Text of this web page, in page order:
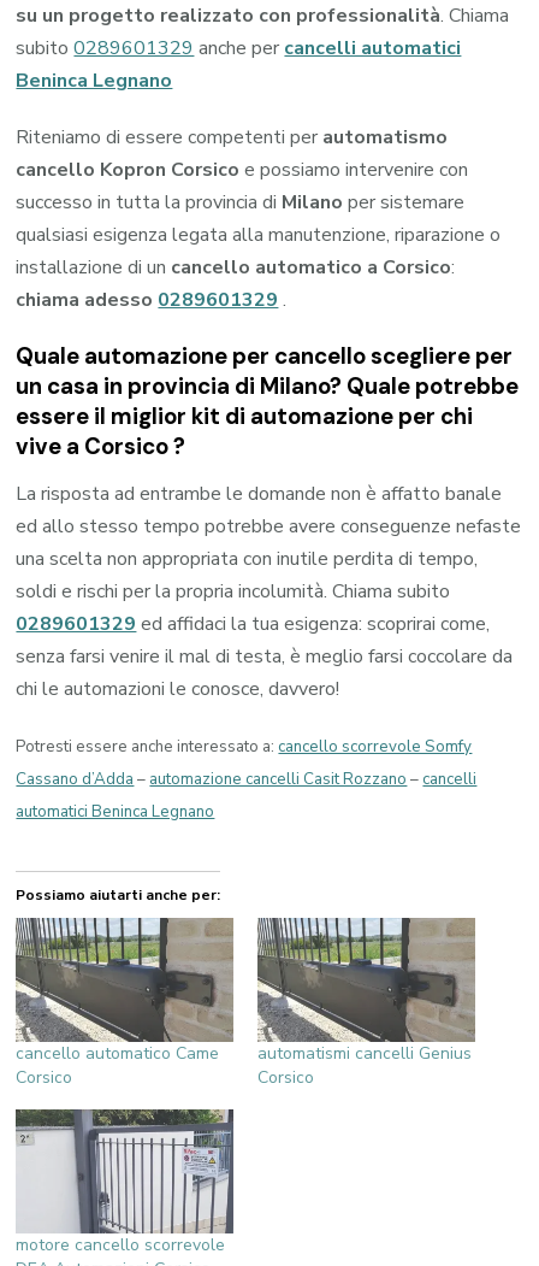
su un progetto realizzato con professionalità. Chiama
subito0289601329 anche per cancelli automatici
Beninca Legnano
Riteniamo di essere competenti per automatismo
cancello Kopron Corsico e possiamo intervenire con
successo in tutta la provincia di Milano per sistemare
qualsiasi esigenza legata alla manutenzione, riparazione o
installazione di un cancello automatico a Corsico:
chiama adesso 0289601329 .
Quale automazione per cancello scegliere per
un casa in provincia di Milano? Quale potrebbe
essere il miglior kit di automazione per chi
vive a Corsico?
La risposta ad entrambe le domande non è affatto banale
ed allo stesso tempo potrebbe avere conseguenze nefaste
una scelta non appropriata con inutile perdita di tempo,
soldi e rischi per la propria incolumità. Chiama subito
0289601329 ed affidaci la tua esigenza: scoprirai come,
senza farsi venire il mal di testa, è meglio farsi coccolare da
chi le automazioni le conosce, davvero!
Potresti essere anche interessato a:cancello scorrevole Somfy
Cassano d’Adda – automazione cancelli Casit Rozzano –cancelli
automatici Beninca Legnano
Possiamo aiutarti anche per:
cancello automatico Came
Corsico
automatismi cancelli Genius
Corsico
motore cancello scorrevole